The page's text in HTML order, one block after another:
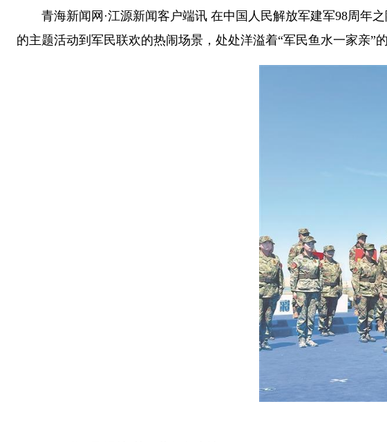
青海新闻网·江源新闻客户端讯 在中国人民解放军建军98周年
的主题活动到军民联欢的热闹场景，处处洋溢着“军民鱼水一家亲”